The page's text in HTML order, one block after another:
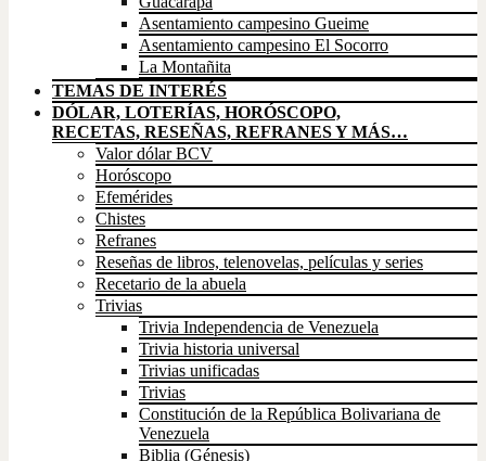
Asentamiento campesino Gueime
Asentamiento campesino El Socorro
La Montañita
TEMAS DE INTERÉS
DÓLAR, LOTERÍAS, HORÓSCOPO,
RECETAS, RESEÑAS, REFRANES Y MÁS…
Valor dólar BCV
Horóscopo
Efemérides
Chistes
Refranes
Reseñas de libros, telenovelas, películas y series
Recetario de la abuela
Trivias
Trivia Independencia de Venezuela
Trivia historia universal
Trivias unificadas
Trivias
Constitución de la República Bolivariana de
Venezuela
Biblia (Génesis)